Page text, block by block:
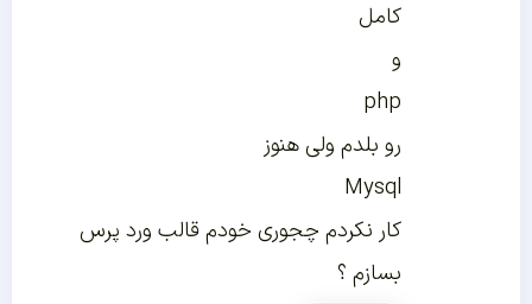
کامل
و
php
رو بلدم ولی هنوز
Mysql
کار نکردم چجوری خودم قالب ورد پرس
بسازم ؟